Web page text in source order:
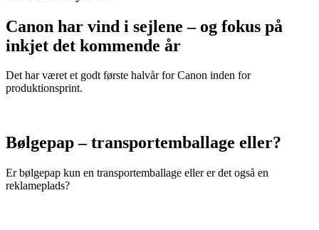
Canon har vind i sejlene – og fokus på
inkjet det kommende år
Det har været et godt første halvår for Canon inden for
produktionsprint.
Bølgepap – transportemballage eller?
Er bølgepap kun en transportemballage eller er det også en
reklameplads?